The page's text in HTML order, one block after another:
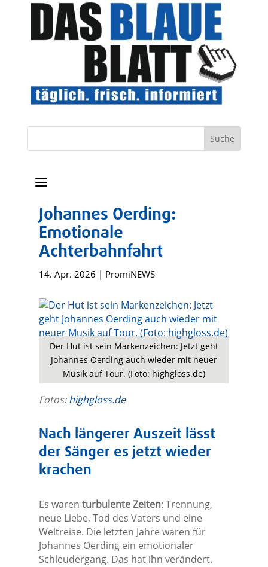
a
Johannes Oerding:
Emotionale
Achterbahnfahrt
14. Apr. 2026 | PromiNEWS
Der Hut ist sein Markenzeichen: Jetzt geht
Johannes Oerding auch wieder mit neuer
Musik auf Tour. (Foto: highgloss.de)
Fotos:highgloss.de
Nach längerer Auszeit lässt
der Sänger es jetzt wieder
krachen
Es waren turbulente Zeiten: Trennung,
neue Liebe, Tod des Vaters und eine
Weltreise. Die letzten Jahre waren für
Johannes Oerding ein emotionaler
Schleudergang. Das hat ihn verändert.